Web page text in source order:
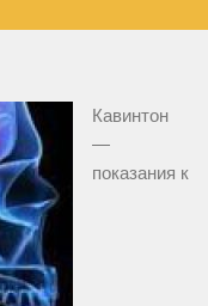
Кавинтон
—
показания к